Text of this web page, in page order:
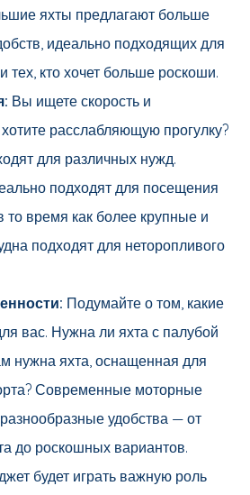
яхты предлагают больше
идеально подходящих для
тех, кто хочет больше роскоши.
Вы ищете скорость и
расслабляющую прогулку?
для различных нужд.
подходят для посещения
то время как более крупные и
подходят для неторопливого
Подумайте о том, какие
вас. Нужна ли яхта с палубой
нужна яхта, оснащенная для
Современные моторные
удобства — от
до роскошных вариантов.
будет играть важную роль